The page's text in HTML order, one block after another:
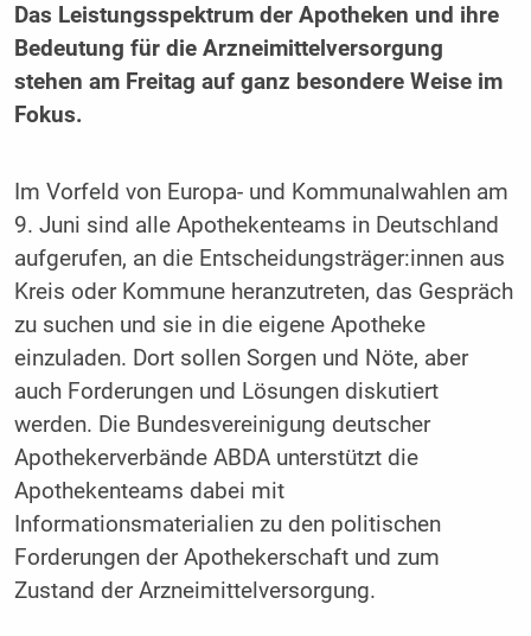
Das Leistungsspektrum der Apotheken und ihre
Bedeutung für die Arzneimittelversorgung
stehen am Freitag auf ganz besondere Weise im
Fokus.
Im Vorfeld von Europa- und Kommunalwahlen am
9. Juni sind alle Apothekenteams in Deutschland
aufgerufen, an die Entscheidungsträger:innen aus
Kreis oder Kommune heranzutreten, das Gespräch
zu suchen und sie in die eigene Apotheke
einzuladen. Dort sollen Sorgen und Nöte, aber
auch Forderungen und Lösungen diskutiert
werden. Die Bundesvereinigung deutscher
Apothekerverbände ABDA unterstützt die
Apothekenteams dabei mit
Informationsmaterialien zu den politischen
Forderungen der Apothekerschaft und zum
Zustand der Arzneimittelversorgung.